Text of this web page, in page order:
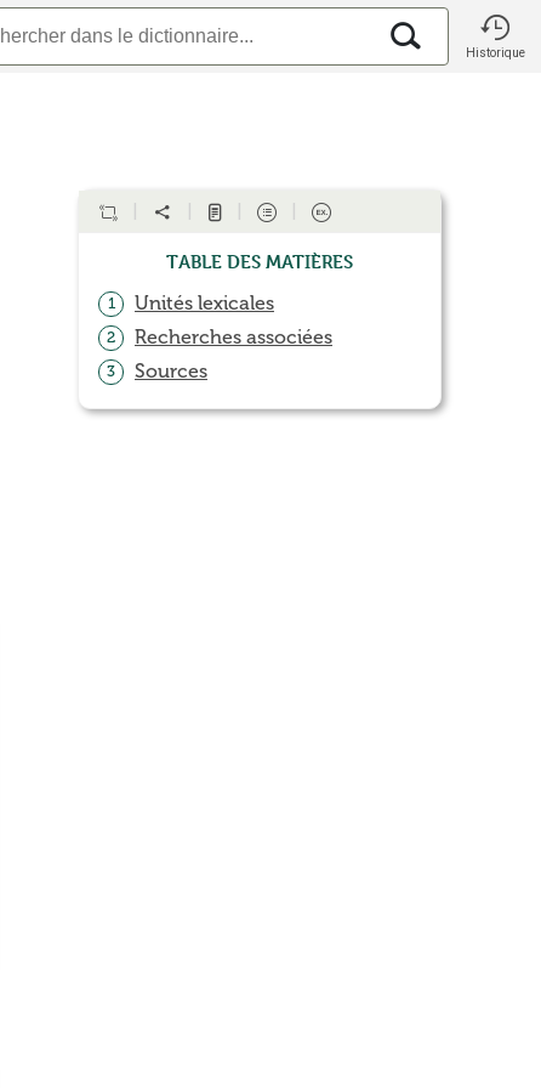
Historique
Table des matières
1 Unités lexicales
2 Recherches associées
3 Sources